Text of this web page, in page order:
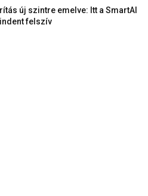
új szintre emelve: Itt a SmartAI
felszív